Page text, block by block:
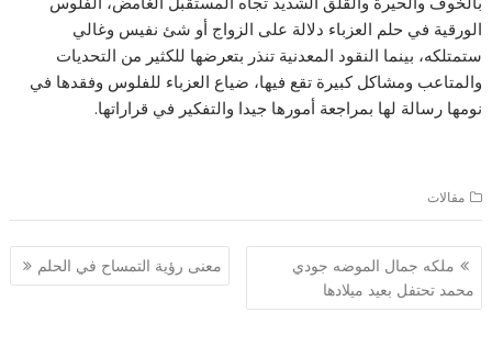
الورقية في حلم العزباء دلالة على الزواج أو شئ نفيس وغالي
ستمتلكه، بينما النقود المعدنية تنذر بتعرضها للكثير من التحديات
والمتاعب ومشاكل كبيرة تقع فيها، ضياع العزباء للفلوس وفقدها في
نومها رسالة لها بمراجعة أمورها جيدا والتفكير في قراراتها.
مقالات
تصفّح
المقالات
ملكه جمال الموضه جودي
محمد تحتفل بعيد ميلادها
معنى رؤية التمساح في الحلم